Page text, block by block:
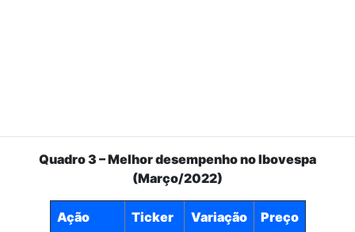
Quadro 3 – Melhor desempenho no Ibovespa
(Março/2022)
Ação Ticker Variação Preço